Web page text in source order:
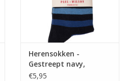
Herensokken -
Gestreept navy,
oceaan blauw
€5,95